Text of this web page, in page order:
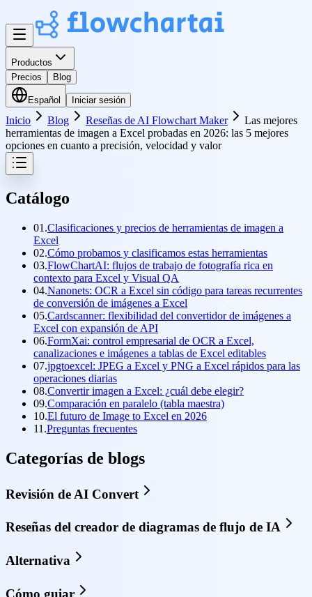
Productos
Precios
Blog
Español Iniciar sesión
Inicio Blog Reseñas de AI Flowchart Maker
Las mejores
herramientas de imagen a Excel probadas en 2026: las 5 mejores
opciones en cuanto a precisión, velocidad y valor
Catálogo
01.Clasificaciones y precios de herramientas de imagen a
Excel
02.Cómo probamos y clasificamos estas herramientas
03.FlowChartAI: flujos de trabajo de fotografía rica en
contexto para Excel y Visual QA
04.Nanonets: OCR a Excel sin código para tareas recurrentes
de conversión de imágenes a Excel
05.Cardscanner: flexibilidad del convertidor de imágenes a
Excel con expansión de API
06.FormXai: control empresarial de OCR a Excel,
canalizaciones e imágenes a tablas de Excel editables
07.jpgtoexcel: JPEG a Excel y PNG a Excel rápidos para las
operaciones diarias
08.Convertir imagen a Excel: ¿cuál debe elegir?
09.Comparación en paralelo (tabla maestra)
10.El futuro de Image to Excel en 2026
11.Preguntas frecuentes
Categorías de blogs
Revisión de AI Convert
Reseñas del creador de diagramas de flujo de IA
Alternativa
Cómo guiar